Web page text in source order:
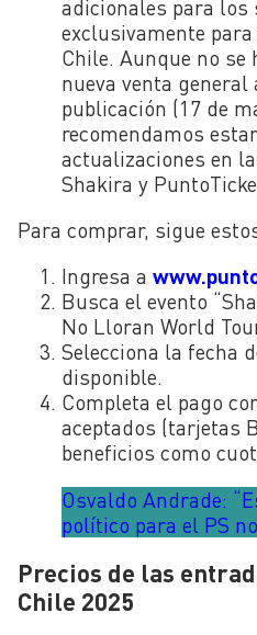
adicionales para los
exclusivamente
Chile. Aunque no se
nueva venta
publicación (17 de
recomendamos
actualizaciones en
Shakira y
Para comprar, sigue
Ingresa a
Busca el evento
No Lloran World
Selecciona la fecha
disponible.
Completa el pago
aceptados (tarjetas
beneficios como
Osvaldo Andrade:
político para el PS
Precios de las
Chile 2025